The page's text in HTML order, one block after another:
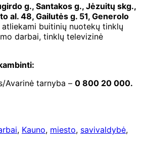
g., Santakos g., Jėzuitų skg.,
al. 48, Gailutės g. 51, Generolo
atliekami buitinių nuotekų tinklų
darbai, tinklų televizinė
Avarinė tarnyba – 0 800 20 000.
, Kauno, miesto, savivaldybė,